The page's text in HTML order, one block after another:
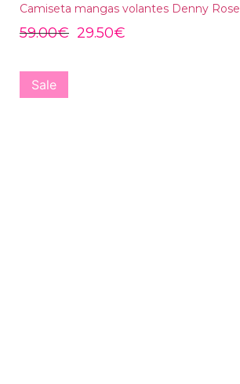
Camiseta mangas volantes Denny Rose
59.00€ 29.50€
Sale